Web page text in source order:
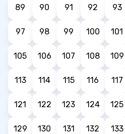
89 90 91 92 93
97 98 99 100 101
105 106 107 108 109
113 114 115 116 117
121 122 123 124 125
129 130 131 132 133